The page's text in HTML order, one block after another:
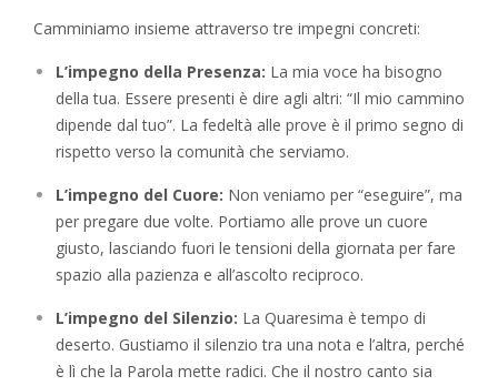
Camminiamo insieme attraverso tre impegni concreti:
L’impegno della Presenza: La mia voce ha bisogno
della tua. Essere presenti è dire agli altri: “Il mio cammino
dipende dal tuo”. La fedeltà alle prove è il primo segno di
rispetto verso la comunità che serviamo.
L’impegno del Cuore: Non veniamo per “eseguire”, ma
per pregare due volte. Portiamo alle prove un cuore
giusto, lasciando fuori le tensioni della giornata per fare
spazio alla pazienza e all’ascolto reciproco.
L’impegno del Silenzio: La Quaresima è tempo di
deserto. Gustiamo il silenzio tra una nota e l’altra, perché
è lì che la Parola mette radici. Che il nostro canto sia